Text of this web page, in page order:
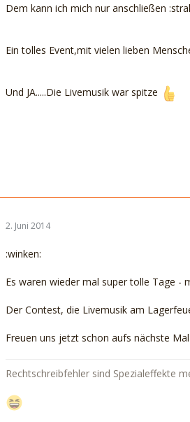
Dem kann ich mich nur anschließen
Ein tolles Event,mit vielen lieben
Und JA.....Die Livemusik war spitze
2. Juni 2014
:winken:
Es waren wieder mal super tolle Tage -
Der Contest, die Livemusik am
Freuen uns jetzt schon aufs nächste Mal
Rechtschreibfehler sind Spezialeffekte